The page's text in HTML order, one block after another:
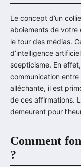
Le concept d’un
aboiements de votre
le tour des médias.
d’intelligence
scepticisme. En
communication
alléchante, il est
de ces affirmations.
demeurent pour
Comment
?